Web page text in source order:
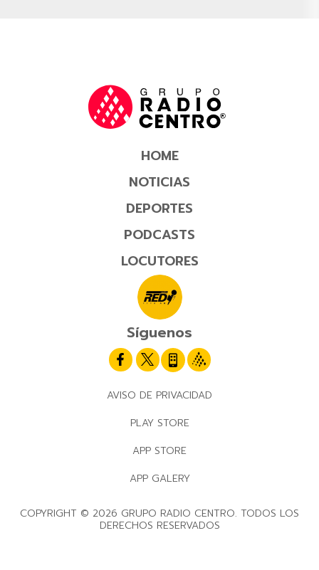
HOME
NOTICIAS
DEPORTES
PODCASTS
LOCUTORES
Síguenos
AVISO DE PRIVACIDAD
PLAY STORE
APP STORE
APP GALERY
COPYRIGHT © 2026 GRUPO RADIO CENTRO. TODOS LOS
DERECHOS RESERVADOS